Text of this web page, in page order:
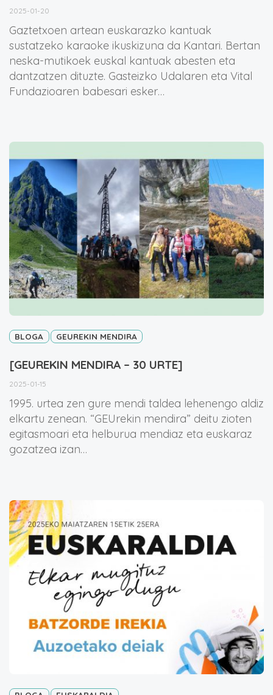
2025-01-20
Gaztetxoen artean euskarazko kantuak
sustatzeko karaoke ikuskizuna da Kantari. Bertan
neska-mutikoek euskal kantuak abesten eta
dantzatzen dituzte. Gasteizko Udalaren eta Vital
Fundazioaren babesari esker…
BLOGA GEUREKIN MENDIRA
[GEUREKIN MENDIRA – 30 URTE]
2025-01-15
1995. urtea zen gure mendi taldea lehenengo aldiz
elkartu zenean. “GEUrekin mendira” deitu zioten
egitasmoari eta helburua mendiaz eta euskaraz
gozatzea izan…